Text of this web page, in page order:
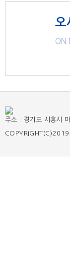
오
ON
주소 : 경기도 시흥
COPYRIGHT(C)2019